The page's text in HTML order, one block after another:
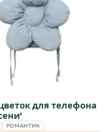
для телефона
РОМАНТИК